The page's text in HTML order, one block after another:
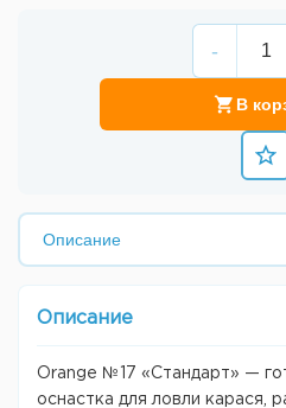
-
В
Описание
Orange №17 «Стандарт» —
оснастка для ловли карася,